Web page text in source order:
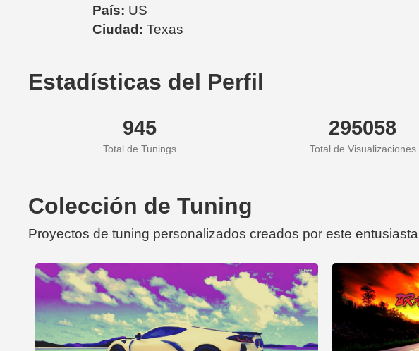
País: US
Ciudad:Texas
Estadísticas del Perfil
945
Total de Tunings
295058
Total de Visualizaciones
Colección de Tuning
Proyectos de tuning personalizados creados por este entusiasta